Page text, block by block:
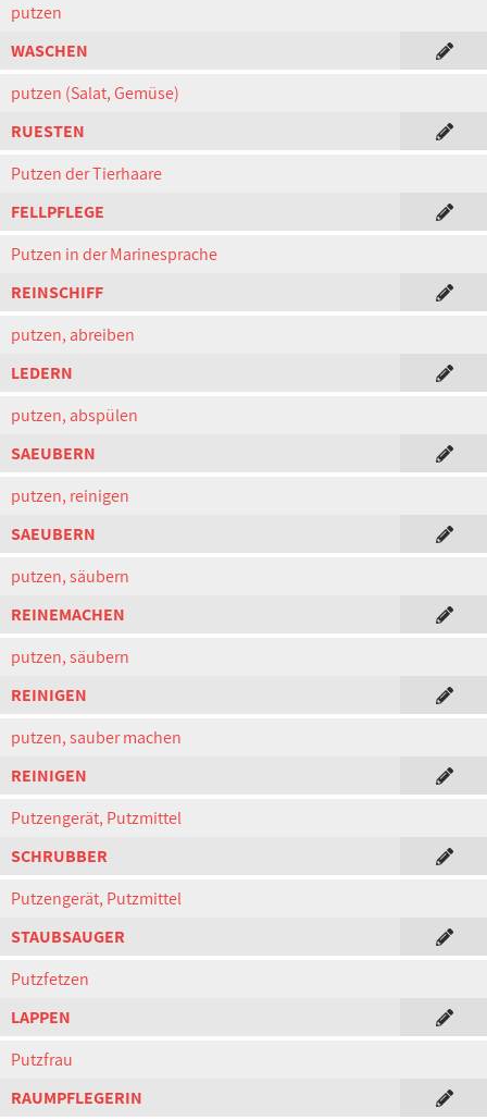
putzen
WASCHEN
putzen (Salat, Gemüse)
RUESTEN
Putzen der Tierhaare
FELLPFLEGE
Putzen in der Marinesprache
REINSCHIFF
putzen, abreiben
LEDERN
putzen, abspülen
SAEUBERN
putzen, reinigen
SAEUBERN
putzen, säubern
REINEMACHEN
putzen, säubern
REINIGEN
putzen, sauber machen
REINIGEN
Putzengerät, Putzmittel
SCHRUBBER
Putzengerät, Putzmittel
STAUBSAUGER
Putzfetzen
LAPPEN
Putzfrau
RAUMPFLEGERIN